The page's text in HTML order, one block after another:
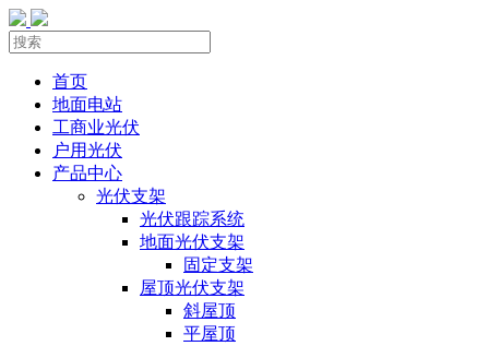
首页
地面电站
工商业光伏
户用光伏
产品中心
光伏支架
光伏跟踪系统
地面光伏支架
固定支架
屋顶光伏支架
斜屋顶
平屋顶